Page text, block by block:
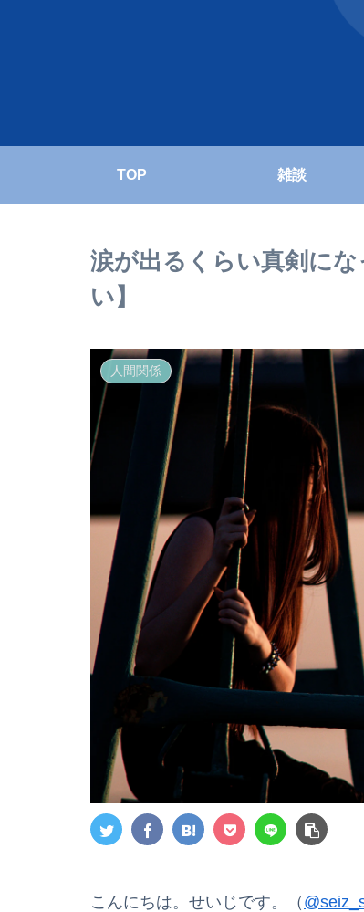
TOP 雑談
涙が出るくらい真剣に
い】
人間関係
こんにちは。せいじです。（